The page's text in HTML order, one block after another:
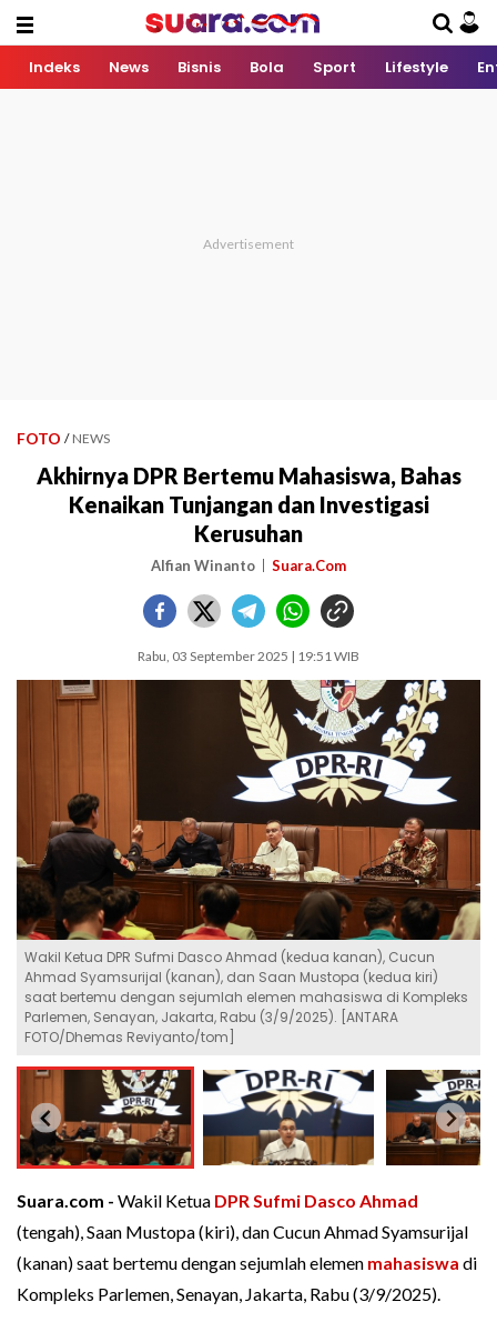
Indeks News Bisnis Bola Sport Lifestyle
FOTO / NEWS
Akhirnya DPR Bertemu Mahasiswa, Bahas
Kenaikan Tunjangan dan Investigasi
Kerusuhan
Alfian Winanto Suara.Com
Rabu, 03 September 2025 | 19:51 WIB
Wakil Ketua DPR Sufmi Dasco Ahmad (kedua kanan), Cucun
Ahmad Syamsurijal (kanan), dan Saan Mustopa (kedua kiri)
saat bertemu dengan sejumlah elemen mahasiswa di Kompleks
Parlemen, Senayan, Jakarta, Rabu (3/9/2025). [ANTARA
FOTO/Dhemas Reviyanto/tom]
Suara.com - Wakil Ketua DPRSufmi Dasco Ahmad
(tengah), Saan Mustopa (kiri), dan Cucun Ahmad Syamsurijal
(kanan) saat bertemu dengan sejumlah elemen mahasiswa di
Kompleks Parlemen, Senayan, Jakarta, Rabu (3/9/2025).